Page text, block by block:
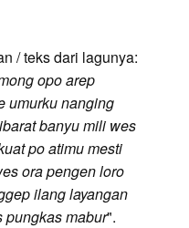
/ teks dari lagunya:
opo arep
umurku nanging
banyu mili wes
po atimu mesti
ora pengen loro
ilang layangan
pungkas mabur".